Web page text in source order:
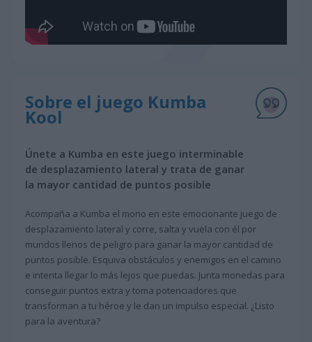
Sobre el juego Kumba
Kool
Únete a Kumba en este juego interminable
de desplazamiento lateral y trata de ganar
la mayor cantidad de puntos posible
Acompaña a Kumba el mono en este emocionante juego de
desplazamiento lateral y corre, salta y vuela con él por
mundos llenos de peligro para ganar la mayor cantidad de
puntos posible. Esquiva obstáculos y enemigos en el camino
e intenta llegar lo más lejos que puedas. Junta monedas para
conseguir puntos extra y toma potenciadores que
transforman a tu héroe y le dan un impulso especial. ¿Listo
para la aventura?